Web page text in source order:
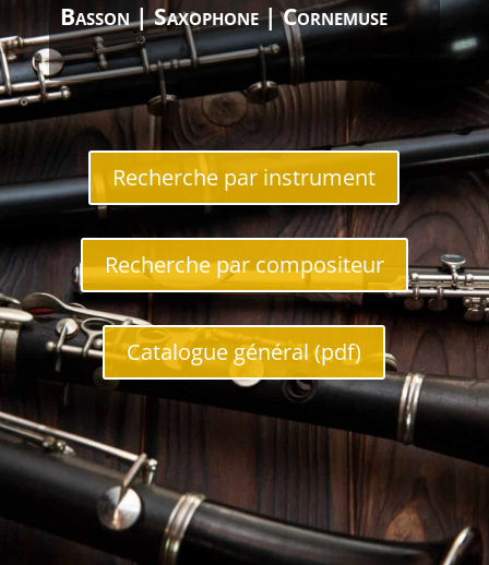
Basson | Saxophone | Cornemuse
Recherche par instrument
Recherche par compositeur
Catalogue général (pdf)